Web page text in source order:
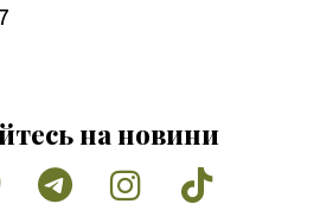
на новини
VimeoTumblrInstagram
Tiktok